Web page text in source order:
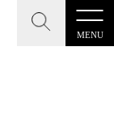
MENU
CLOSE
CLOSE
ア